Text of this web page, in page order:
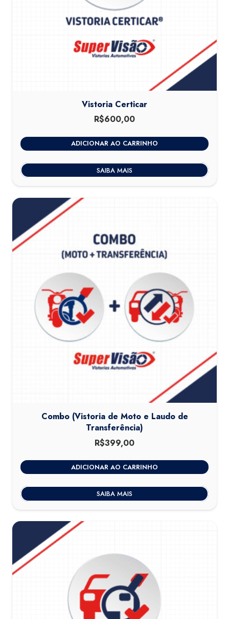
Vistoria Certicar
R$600,00
ADICIONAR AO CARRINHO
SAIBA MAIS
Combo (Vistoria de Moto e Laudo de
Transferência)
R$399,00
ADICIONAR AO CARRINHO
SAIBA MAIS